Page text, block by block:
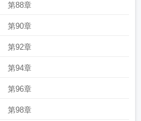
第88章
第90章
第92章
第94章
第96章
第98章